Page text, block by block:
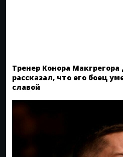
Тренер Конора
рассказал, что его боец
славой